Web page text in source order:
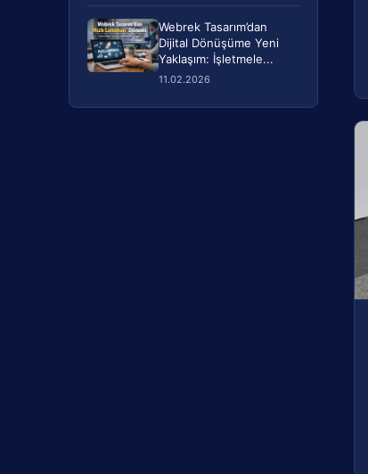
Webrek Tasarım’dan
Dijital Dönüşüme Yeni
Yaklaşım: İşletmele...
11.02.2026